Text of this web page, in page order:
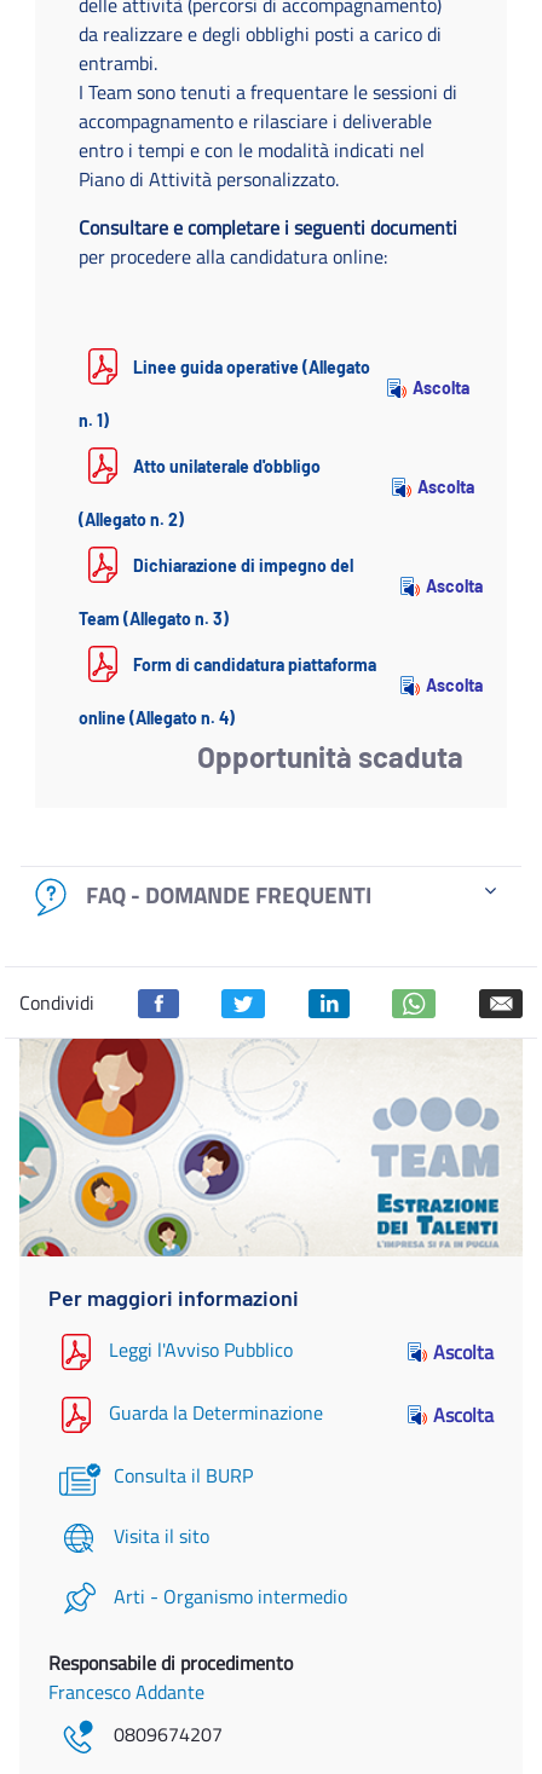
da realizzare e degli obblighi posti a carico di
entrambi.
I Team sono tenuti a frequentare le sessioni di
accompagnamento e rilasciare i deliverable
entro i tempi e con le modalità indicati nel
Piano di Attività personalizzato.
Consultare e completare i seguenti documenti
per procedere alla candidatura online:
Linee guida operative (Allegato
n. 1)
Ascolta
Atto unilaterale d'obbligo
(Allegato n. 2)
Ascolta
Dichiarazione di impegno del
Team (Allegato n. 3)
Ascolta
Form di candidatura piattaforma
online (Allegato n. 4)
Ascolta
Opportunità scaduta
FAQ - DOMANDE FREQUENTI
Condividi
Per maggiori informazioni
Leggi l'Avviso Pubblico Ascolta
Guarda la Determinazione Ascolta
Consulta il BURP
Visita il sito
Arti - Organismo intermedio
Responsabile di procedimento
Francesco Addante
0809674207